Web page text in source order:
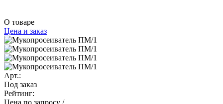
О товаре
Цена и заказ
Арт.:
Под заказ
Рейтинг:
Цена по запросу / .